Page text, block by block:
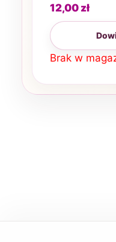
12,00 zł
Brak w